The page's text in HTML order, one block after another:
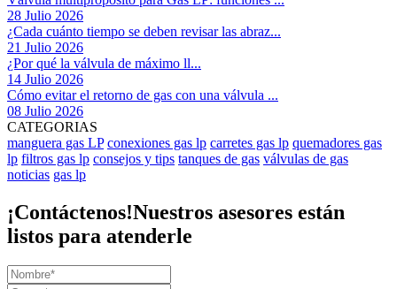
28 Julio 2026
¿Cada cuánto tiempo se deben revisar las abraz...
21 Julio 2026
¿Por qué la válvula de máximo ll...
14 Julio 2026
Cómo evitar el retorno de gas con una válvula ...
08 Julio 2026
CATEGORIAS
manguera gas LP conexiones gas lp carretes gas lp quemadores gas
lp filtros gas lp consejos y tips tanques de gas válvulas de gas
noticias gas lp
¡Contáctenos!Nuestros asesores están
listos para atenderle